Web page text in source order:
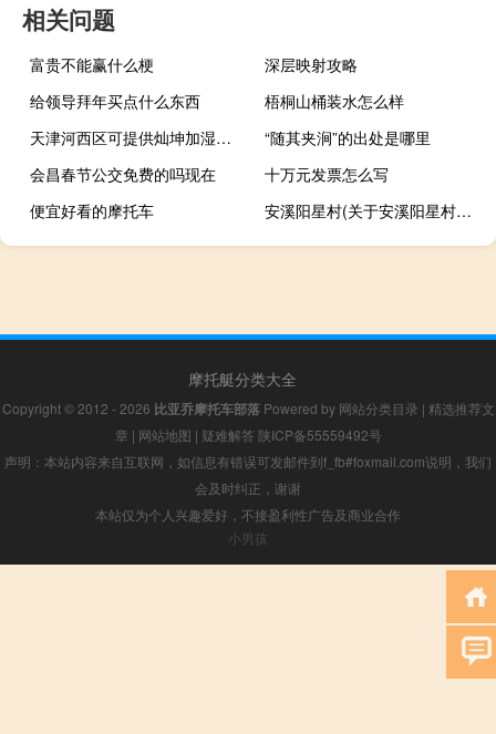
相关问题
富贵不能赢什么梗
深层映射攻略
给领导拜年买点什么东西
梧桐山桶装水怎么样
天津河西区可提供灿坤加湿器维修服务地址在哪
“随其夹涧”的出处是哪里
会昌春节公交免费的吗现在
十万元发票怎么写
便宜好看的摩托车
安溪阳星村(关于安溪阳星村简述)
摩托艇分类大全
Copyright © 2012 - 2026 比亚乔摩托车部落Powered by 网站分类目录 | 精选推荐文
章 | 网站地图 | 疑难解答 陕ICP备55559492号
声明：本站内容来自互联网，如信息有错误可发邮件到f_fb#foxmail.com说明，我们
会及时纠正，谢谢
本站仅为个人兴趣爱好，不接盈利性广告及商业合作
小男孩